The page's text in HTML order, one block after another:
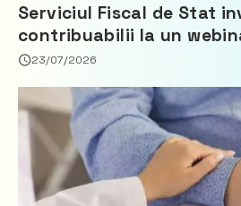
Serviciul Fiscal de Stat
contribuabilii la un
privind calculul
23/07/2026